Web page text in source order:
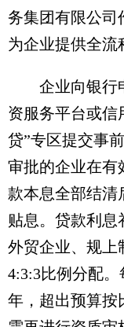
务集团有限公司
为企业提供全流
企业向银行申
资服务平台或信
贷”专区提交事
审批的企业在有
款本息全部结清
贴息。贷款利息
外贸企业、规上
4:3:3比例分配
年，超出预算按